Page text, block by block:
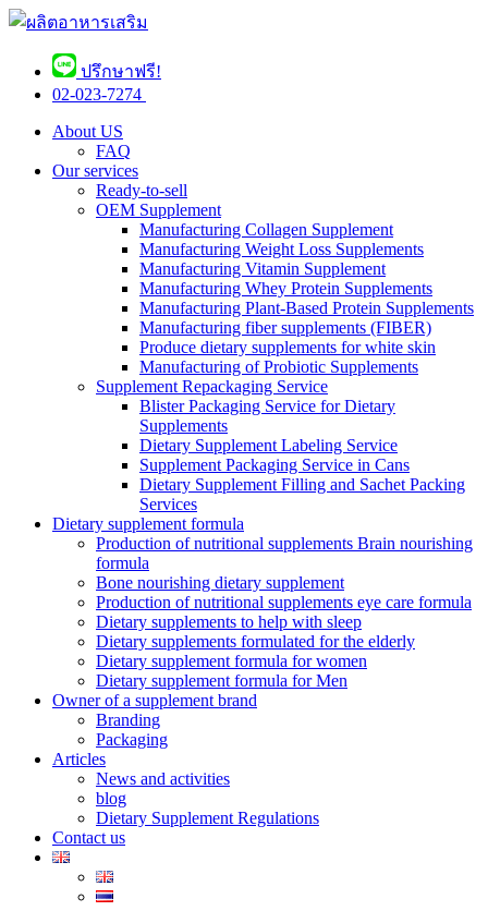
ปรึกษาฟรี!
02-023-7274 ​
About US
FAQ
Our services
Ready-to-sell
OEM Supplement
Manufacturing Collagen Supplement
Manufacturing Weight Loss Supplements
Manufacturing Vitamin Supplement
Manufacturing Whey Protein Supplements
Manufacturing Plant-Based Protein Supplements
Manufacturing fiber supplements (FIBER)
Produce dietary supplements for white skin
Manufacturing of Probiotic Supplements
Supplement Repackaging Service
Blister Packaging Service for Dietary
Supplements​
Dietary Supplement Labeling Service
Supplement Packaging Service in Cans
Dietary Supplement Filling and Sachet Packing
Services
Dietary supplement formula
Production of nutritional supplements Brain nourishing
formula
Bone nourishing dietary supplement
Production of nutritional supplements eye care formula
Dietary supplements to help with sleep
Dietary supplements formulated for the elderly
Dietary supplement formula for women
Dietary supplement formula for Men
Owner of a supplement brand
Branding
Packaging
Articles
News and activities
blog
Dietary Supplement Regulations
Contact us